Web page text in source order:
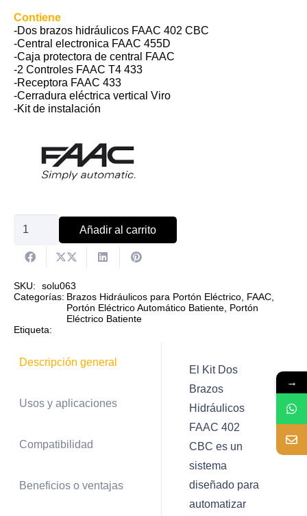
Contiene
-Dos brazos hidráulicos FAAC 402 CBC
-Central electronica FAAC 455D
-Caja protectora de central FAAC
-2 Controles FAAC T4 433
-Receptora FAAC 433
-Cerradura eléctrica vertical Viro
-Kit de instalación
Kit
brazos
hidráulicos
FAAC
CBC
cantidad
Añadir al carrito
SKU:
solu063
Categorías: Brazos Hidráulicos para Portón Eléctrico FAAC
Portón Eléctrico Automático Batiente Portón
Eléctrico Batiente
Etiqueta:
Descripción general
Usos y aplicaciones
Compatibilidad
Beneficios o ventajas
El Kit Dos
Brazos
Hidráulicos
FAAC 402
CBC es un
sistema
diseñado para
automatizar
→